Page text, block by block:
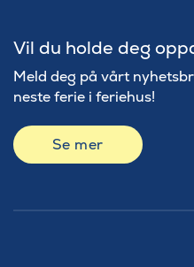
Vil du holde deg
Meld deg på vårt
neste ferie i feriehus!
Se mer